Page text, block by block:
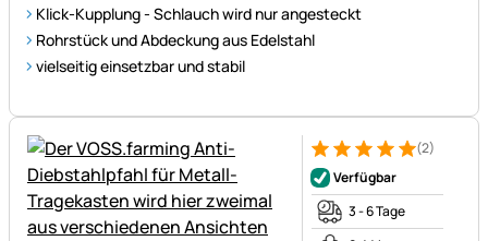
Klick-Kupplung - Schlauch wird nur angesteckt
Rohrstück und Abdeckung aus Edelstahl
vielseitig einsetzbar und stabil
Bewertung: 5 von 5 (2
2 Bewertungen
(2)
Verfügbar
3 - 6 Tage